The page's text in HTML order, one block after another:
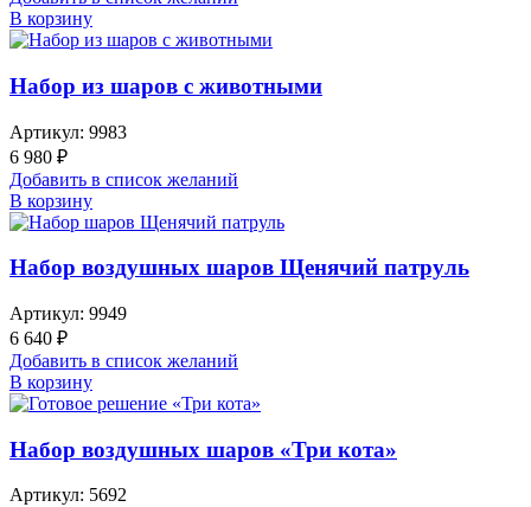
В корзину
Набор из шаров с животными
Артикул: 9983
6 980 ₽
Добавить в список желаний
В корзину
Набор воздушных шаров Щенячий патруль
Артикул: 9949
6 640 ₽
Добавить в список желаний
В корзину
Набор воздушных шаров «Три кота»
Артикул: 5692